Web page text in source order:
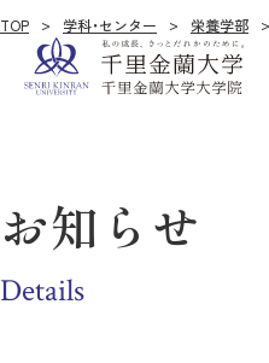
TOP 学科・センター 栄養学部
お知らせ
Details